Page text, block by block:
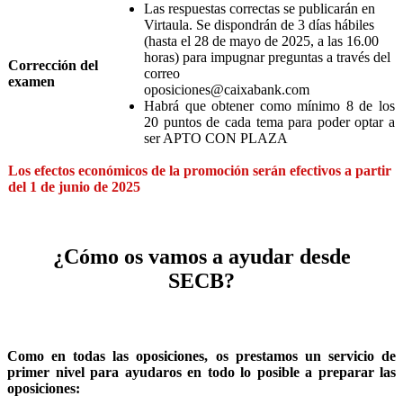
Corrección del
examen
Las respuestas correctas se publicarán en
Virtaula. Se dispondrán de 3 días hábiles
(hasta el 28 de mayo de 2025, a las 16.00
horas) para impugnar preguntas a través del
correo
oposiciones@caixabank.com
Habrá que obtener como mínimo 8 de los
20 puntos de cada tema para poder optar a
ser APTO CON PLAZA
Los efectos económicos de la promoción serán efectivos a partir
del 1 de junio de 2025
¿Cómo os vamos a ayudar desde
SECB?
Como en todas las oposiciones, os prestamos un servicio de
primer nivel para ayudaros en todo lo posible a preparar las
oposiciones: